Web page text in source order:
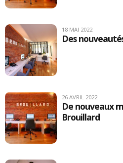
18 MAI 2022
Des
26 AVRIL 2022
De nouveaux
Brouillard